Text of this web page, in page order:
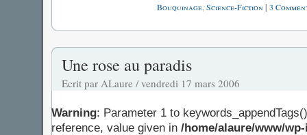
Bouquinage, Science-Fiction | 3
Une rose au paradis
Ecrit par ALaure / vendredi 17 mars 2006
Warning: Parameter 1 to
reference, value given in /home/alaure/www/